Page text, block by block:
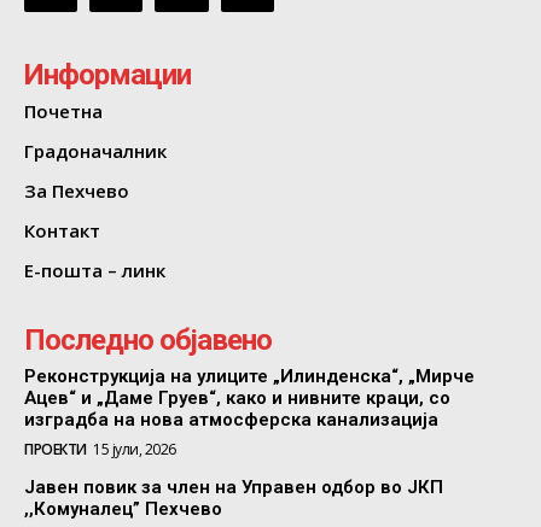
Информации
Почетна
Градоначалник
За Пехчево
Контакт
Е-пошта – линк
Последно објавено
Реконструкција на улиците „Илинденска“, „Мирче
Ацев“ и „Даме Груев“, како и нивните краци, со
изградба на нова атмосферска канализација
ПРОЕКТИ 15 јули, 2026
Јавен повик за член на Управен одбор во ЈКП
,,Комуналец” Пехчево